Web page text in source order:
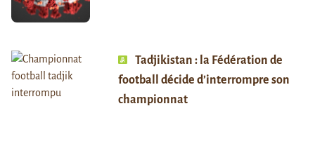
Tadjikistan : la Fédération de
football décide d’interrompre son
championnat